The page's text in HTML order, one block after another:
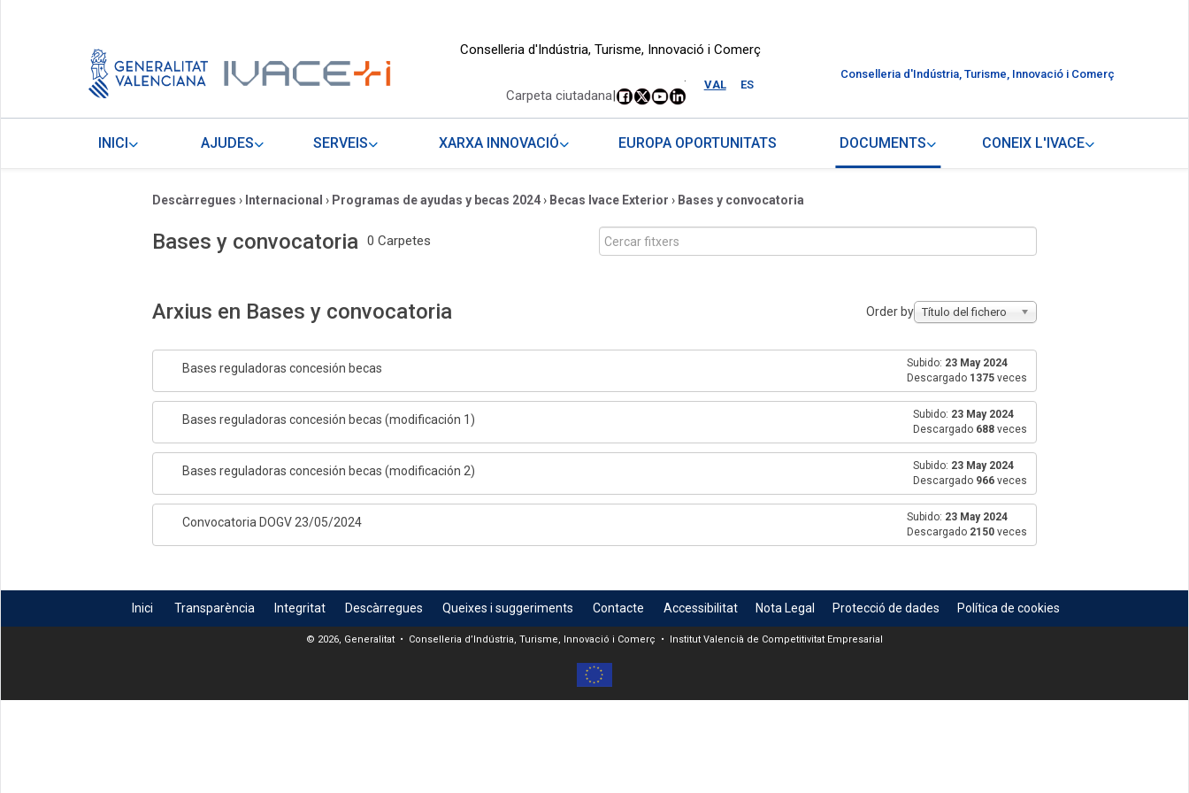
Conselleria d'Indústria, Turisme, Innovació i Comerç
VAL ES
.
Carpeta ciutadana|
Conselleria d'Indústria, Turisme, Innovació i Comerç
INICI AJUDES SERVEIS XARXA INNOVACIÓ EUROPA OPORTUNITATS DOCUMENTS CONEIX L'IVACE
Descàrregues › Internacional › Programas de ayudas y becas 2024› Becas Ivace Exterior › Bases y convocatoria
Bases y convocatoria 0 Carpetes
Arxius en Bases y convocatoria Order by Título del fichero
Bases reguladoras concesión becas Subido: 23 May 2024
Descargado 1375 veces
Bases reguladoras concesión becas (modificación 1) Subido: 23 May 2024
Descargado 688 veces
Bases reguladoras concesión becas (modificación 2) Subido: 23 May 2024
Descargado 966 veces
Convocatoria DOGV 23/05/2024 Subido: 23 May 2024
Descargado 2150 veces
Inici Transparència Integritat Descàrregues Queixes i suggeriments Contacte Accessibilitat Nota Legal Protecció de dades Política de cookies
© 2026, Generalitat • Conselleria d’Indústria, Turisme, Innovació i Comerç • Institut Valencià de Competitivitat Empresarial